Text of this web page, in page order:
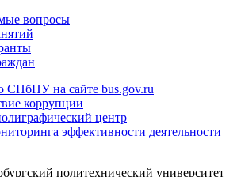
вопросы
СПбПУ на сайте bus.gov.ru
коррупции
центр
эффективности деятельности
политехнический университет